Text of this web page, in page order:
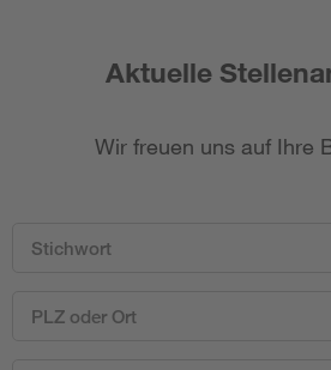
Aktuelle
Wir freuen uns auf Ihre